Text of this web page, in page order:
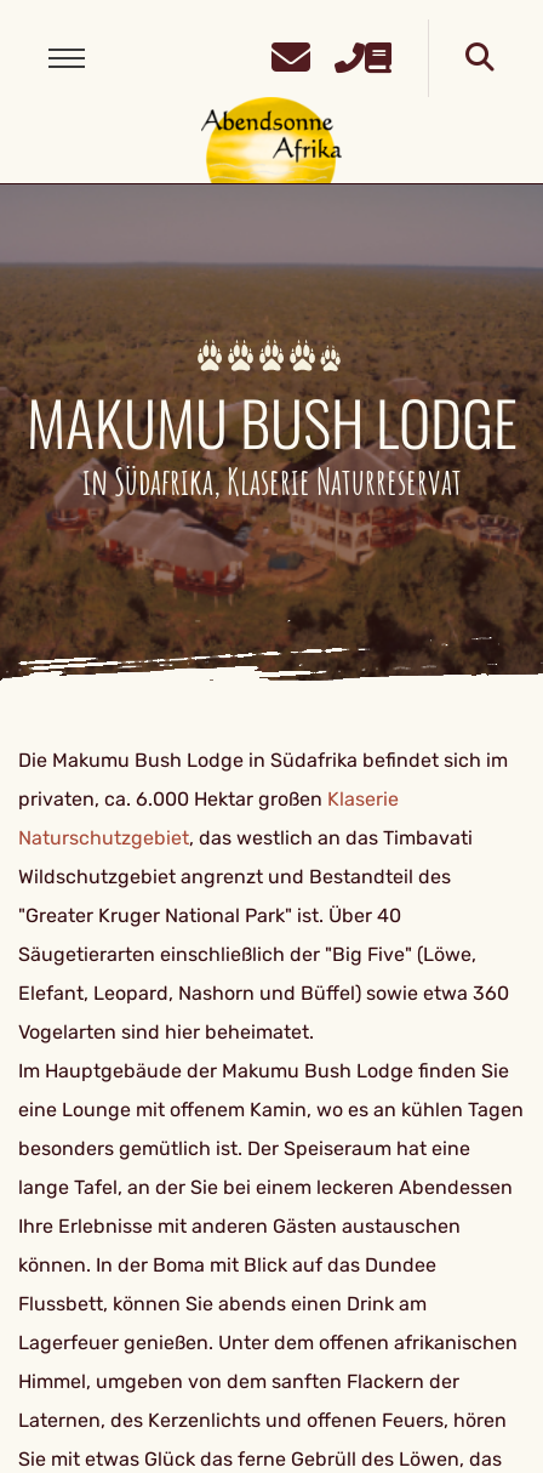
MAKUMU BUSH LODGE
in Südafrika, Klaserie Naturreservat
Die Makumu Bush Lodge in Südafrika befindet sich im
privaten, ca. 6.000 Hektar großen Klaserie
Naturschutzgebiet, das westlich an das Timbavati
Wildschutzgebiet angrenzt und Bestandteil des
"Greater Kruger National Park" ist. Über 40
Säugetierarten einschließlich der "Big Five" (Löwe,
Elefant, Leopard, Nashorn und Büffel) sowie etwa 360
Vogelarten sind hier beheimatet.
Im Hauptgebäude der Makumu Bush Lodge finden Sie
eine Lounge mit offenem Kamin, wo es an kühlen Tagen
besonders gemütlich ist. Der Speiseraum hat eine
lange Tafel, an der Sie bei einem leckeren Abendessen
Ihre Erlebnisse mit anderen Gästen austauschen
können. In der Boma mit Blick auf das Dundee
Flussbett, können Sie abends einen Drink am
Lagerfeuer genießen. Unter dem offenen afrikanischen
Himmel, umgeben von dem sanften Flackern der
Laternen, des Kerzenlichts und offenen Feuers, hören
Sie mit etwas Glück das ferne Gebrüll des Löwen, das